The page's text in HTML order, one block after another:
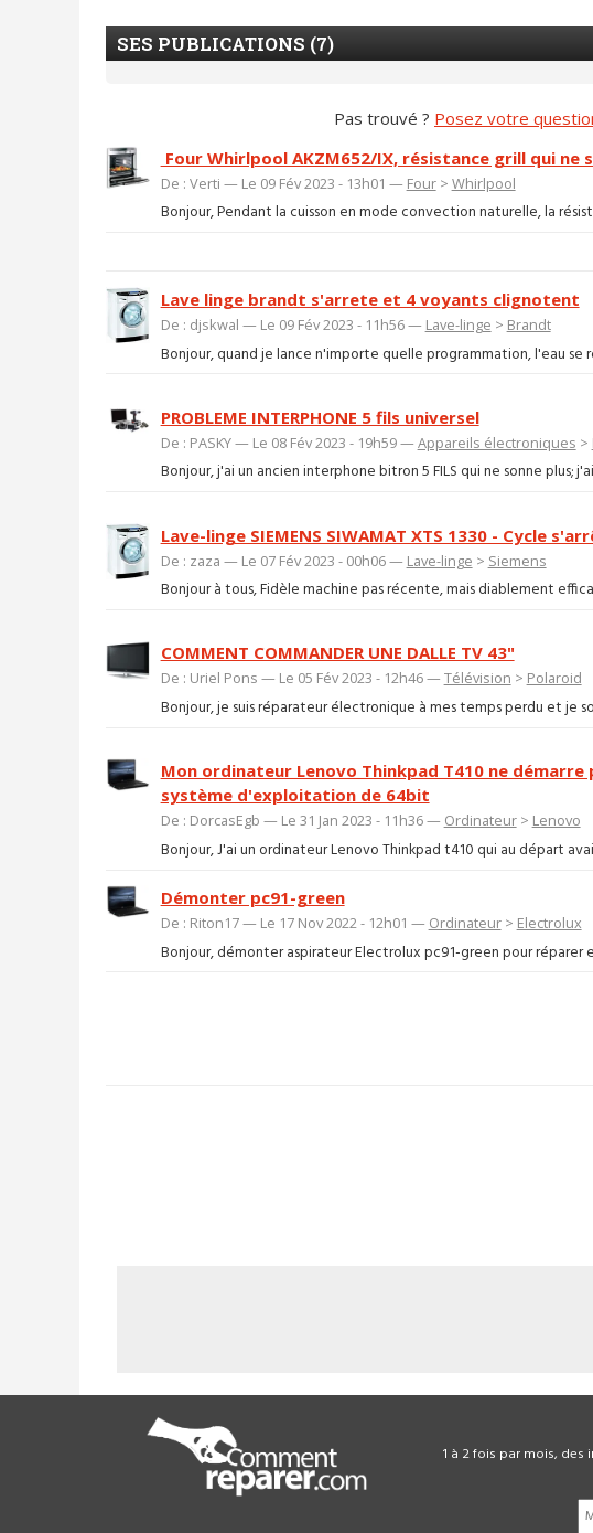
SES PUBLICATIONS (7)
Pas trouvé ? Posez votre
Four Whirlpool AKZM652/IX, résistance grill qui ne
De : Verti — Le 09 Fév 2023 - 13h01 — Four> Whirlpool
Bonjour, Pendant la cuisson en mode convection naturelle, la
Lave linge brandt s'arrete et 4 voyants clignotent
De : djskwal — Le 09 Fév 2023 - 11h56 — Lave-linge > Brandt
Bonjour, quand je lance n'importe quelle programmation, l'eau se
PROBLEME INTERPHONE 5 fils universel
De : PASKY — Le 08 Fév 2023 - 19h59 —Appareils électroniques >
Bonjour, j'ai un ancien interphone bitron 5 FILS qui ne sonne plus;
Lave-linge SIEMENS SIWAMAT XTS 1330 - Cycle
De : zaza — Le 07 Fév 2023 - 00h06 — Lave-linge > Siemens
Bonjour à tous, Fidèle machine pas récente, mais diablement
COMMENT COMMANDER UNE DALLE TV 43"
De : Uriel Pons — Le 05 Fév 2023 - 12h46 —Télévision > Polaroid
Bonjour, je suis réparateur électronique à mes temps perdu et je
Mon ordinateur Lenovo Thinkpad T410 ne démarre
système d'exploitation de 64bit
De : DorcasEgb — Le 31 Jan 2023 - 11h36 — Ordinateur> Lenovo
Bonjour, J'ai un ordinateur Lenovo Thinkpad t410 qui au départ
Démonter pc91-green
De : Riton17 — Le 17 Nov 2022 - 12h01 — Ordinateur> Electrolux
Bonjour, démonter aspirateur Electrolux pc91-green pour réparer
1 à 2 fois par mois,